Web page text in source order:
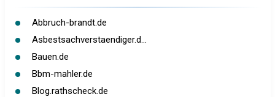
Abbruch-brandt.de
Asbestsachverstaendiger.d...
Bauen.de
Bbm-mahler.de
Blog.rathscheck.de